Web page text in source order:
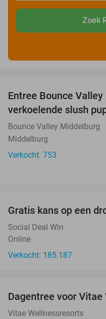
Zoek
Entree Bounce
verkoelende slush
Bounce Valley Middelburg
Middelburg
Verkocht: 753
Gratis kans op een
Social Deal Win
Online
Verkocht: 185.187
Dagentree voor
Vitae Wellnessresorts